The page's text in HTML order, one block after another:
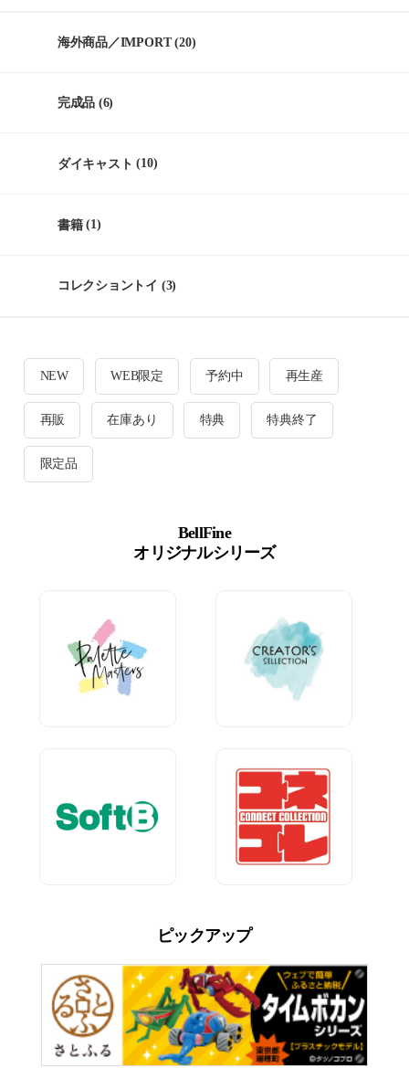
海外商品／IMPORT(20)
完成品 (6)
ダイキャスト (10)
書籍(1)
コレクショントイ (3)
NEW WEB限定 予約中 再生産
再販 在庫あり 特典 特典終了
限定品
BellFine
オリジナルシリーズ
ピックアップ